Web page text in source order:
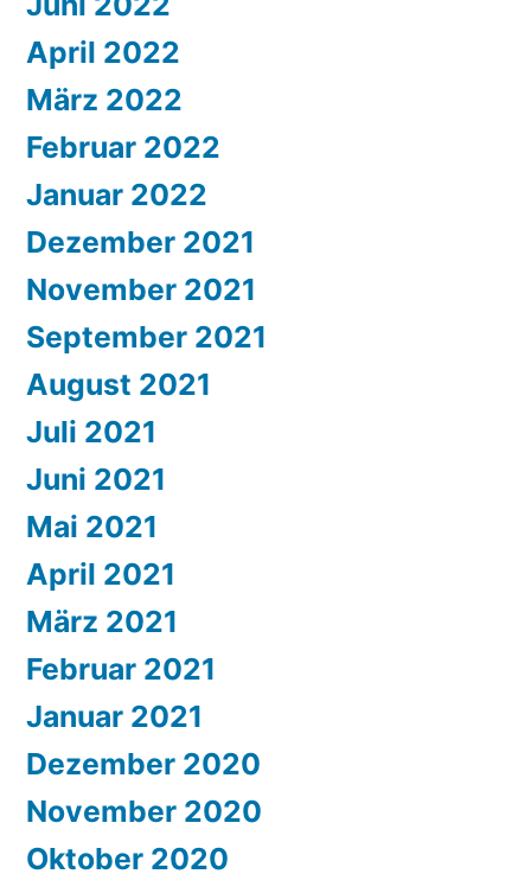
April 2022
März 2022
Februar 2022
Januar 2022
Dezember 2021
November 2021
September 2021
August 2021
Juli 2021
Juni 2021
Mai 2021
April 2021
März 2021
Februar 2021
Januar 2021
Dezember 2020
November 2020
Oktober 2020